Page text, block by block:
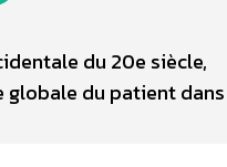
du 20e siècle,
globale du patient